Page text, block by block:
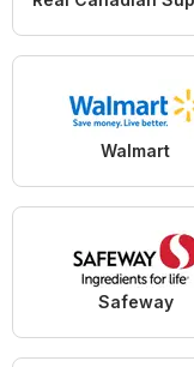
Walmart
Safeway